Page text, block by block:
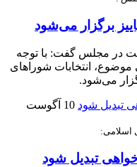
برگزار می‌شود
در مجلس گفت: با توجه
انتخابات شوراهای
می‌شود.
10 آگوست
اسلامی:
تبدیل شود